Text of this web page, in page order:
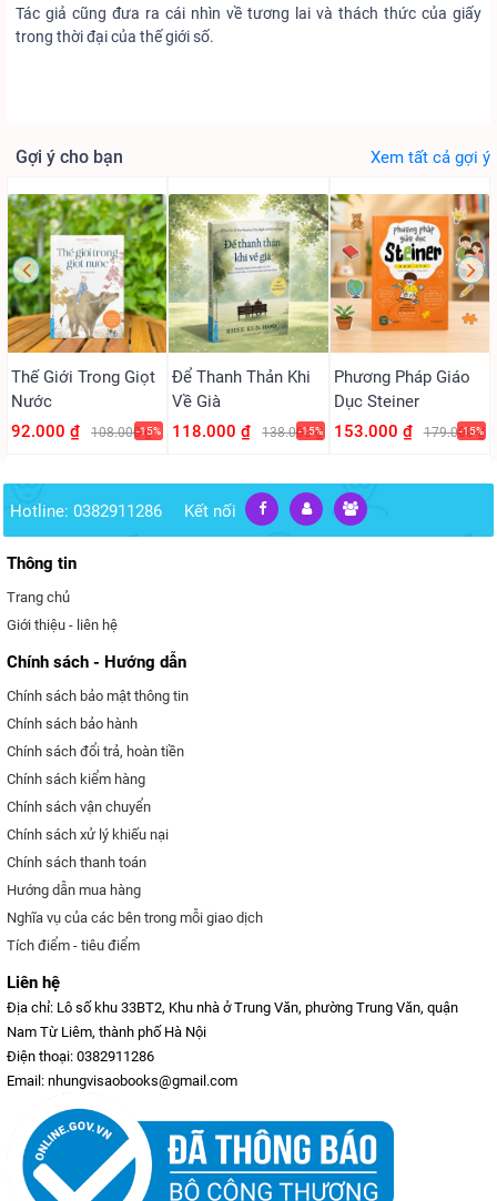
Tác giả cũng đưa ra cái nhìn về tương lai và thách thức của giấy
trong thời đại của thế giới số.
Gợi ý cho bạn Xem tất cả gợi ý
Thế Giới Trong Giọt
Nước
92.000 ₫
108.000 ₫
-15%
Để Thanh Thản Khi
Về Già
118.000 ₫
138.000 ₫
-15%
Phương Pháp Giáo
Dục Steiner
153.000 ₫
179.000 ₫
-15%
Hotline: 0382911286 Kết nối
Thông tin
Trang chủ
Giới thiệu - liên hệ
Chính sách - Hướng dẫn
Chính sách bảo mật thông tin
Chính sách bảo hành
Chính sách đổi trả, hoàn tiền
Chính sách kiểm hàng
Chính sách vận chuyển
Chính sách xử lý khiếu nại
Chính sách thanh toán
Hướng dẫn mua hàng
Nghĩa vụ của các bên trong mỗi giao dịch
Tích điểm - tiêu điểm
Liên hệ
Địa chỉ: Lô số khu 33BT2, Khu nhà ở Trung Văn, phường Trung Văn, quận
Nam Từ Liêm, thành phố Hà Nội
Điện thoại: 0382911286
Email: nhungvisaobooks@gmail.com